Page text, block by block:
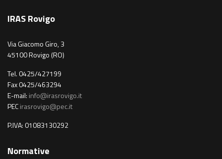
IRAS Rovigo
Via Giacomo Giro, 3
45100 Rovigo (RO)
Tel. 0425/427199
Fax 0425/463294
E-mail: info@irasrovigo.it
PECirasrovigo@pec.it
P.IVA: 01083130292
Normative